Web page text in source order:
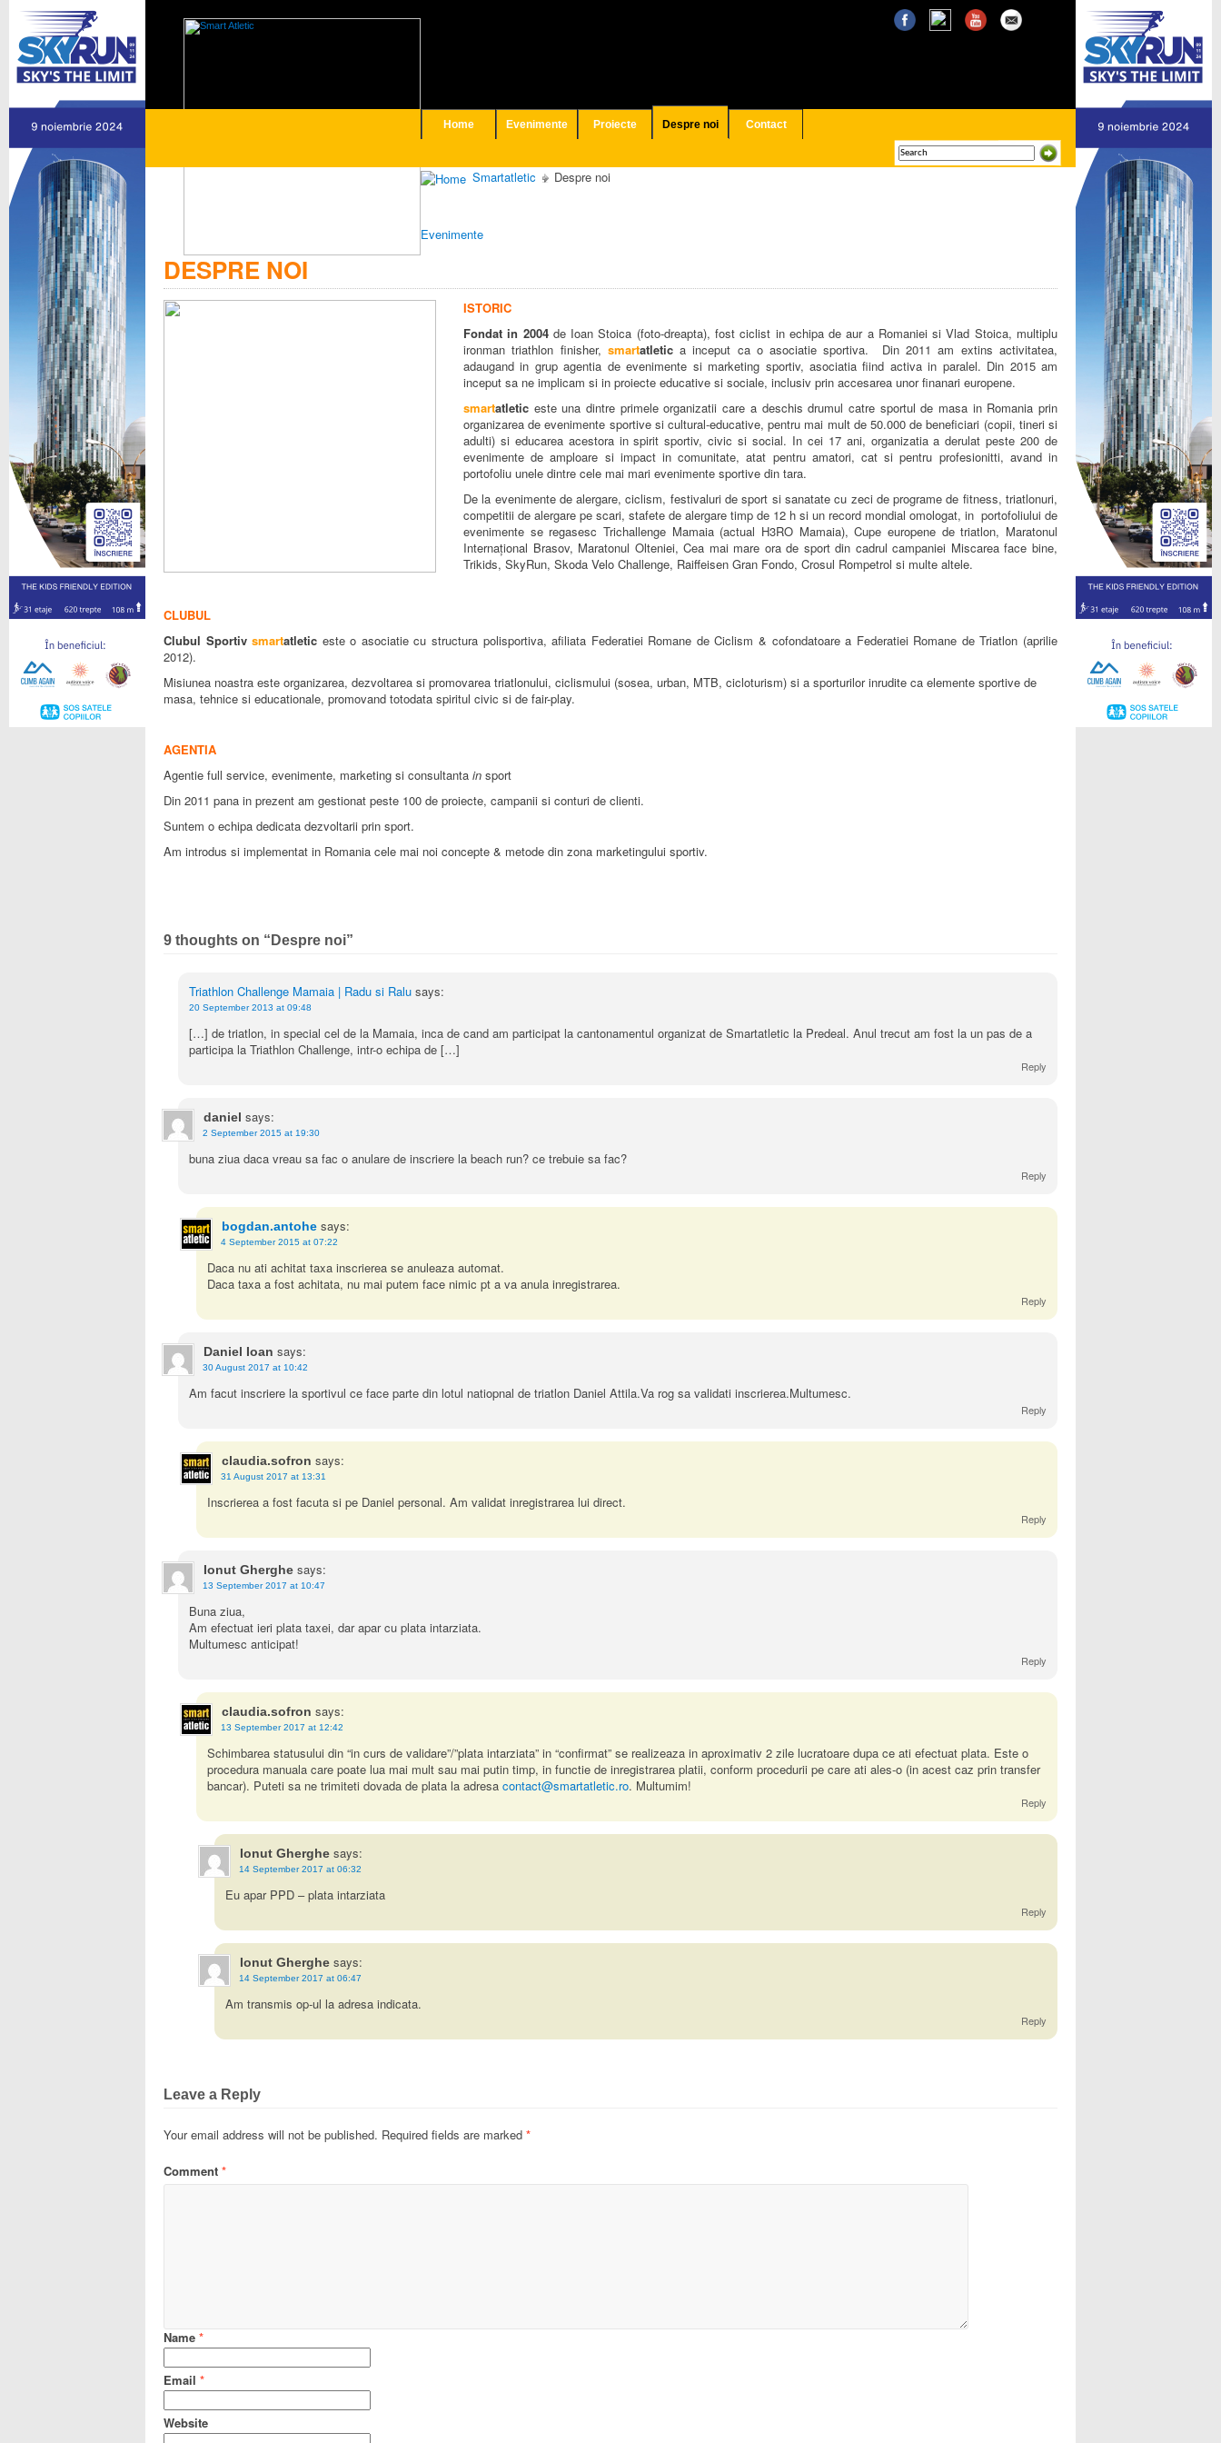
Home Evenimente Proiecte Despre noi Contact
Smartatletic Despre noi
DESPRE NOI
ISTORIC
Fondat in 2004de Ioan Stoica (foto-dreapta), fost ciclist in echipa de aur a Romaniei si Vlad Stoica, multiplu
ironman triathlon finisher, smartatletica inceput ca o asociatie sportiva. Din 2011 am extins activitatea,
adaugand in grup agentia de evenimente si marketing sportiv, asociatia fiind activa in paralel. Din 2015 am
inceput sa ne implicam si in proiecte educative si sociale, inclusiv prin accesarea unor finanari europene.
smartatletic este una dintre primele organizatii care a deschis drumul catre sportul de masa in Romania prin
organizarea de evenimente sportive si cultural-educative, pentru mai mult de 50.000 de beneficiari (copii, tineri si
adulti) si educarea acestora in spirit sportiv, civic si social. In cei 17 ani, organizatia a derulat peste 200 de
evenimente de amploare si impact in comunitate, atat pentru amatori, cat si pentru profesionitti, avand in
portofoliu unele dintre cele mai mari evenimente sportive din tara.
De la evenimente de alergare, ciclism, festivaluri de sport si sanatate cu zeci de programe de fitness, triatlonuri,
competitii de alergare pe scari, stafete de alergare timp de 12 h si un record mondial omologat, in portofoliului de
evenimente se regasesc Trichallenge Mamaia (actual H3RO Mamaia), Cupe europene de triatlon, Maratonul
Internațional Brasov, Maratonul Olteniei, Cea mai mare ora de sport din cadrul campaniei Miscarea face bine,
Trikids, SkyRun, Skoda Velo Challenge, Raiffeisen Gran Fondo, Crosul Rompetrol si multe altele.
CLUBUL
Clubul Sportivsmartatletic este o asociatie cu structura polisportiva, afiliata Federatiei Romane de Ciclism & cofondatoare a Federatiei Romane de Triatlon (aprilie
2012).
Misiunea noastra este organizarea, dezvoltarea si promovarea triatlonului, ciclismului (sosea, urban, MTB, cicloturism) si a sporturilor inrudite ca elemente sportive de
masa, tehnice si educationale, promovand totodata spiritul civic si de fair-play.
AGENTIA
Agentie full service, evenimente, marketing si consultanta in sport
Din 2011 pana in prezent am gestionat peste 100 de proiecte, campanii si conturi de clienti.
Suntem o echipa dedicata dezvoltarii prin sport.
Am introdus si implementat in Romania cele mai noi concepte & metode din zona marketingului sportiv.
9 thoughts on “ Despre noi”
Triathlon Challenge Mamaia | Radu si Ralu says:
20 September 2013 at 09:48
[…] de triatlon, in special cel de la Mamaia, inca de cand am participat la cantonamentul organizat de Smartatletic la Predeal. Anul trecut am fost la un pas de a
participa la Triathlon Challenge, intr-o echipa de […]
Reply
daniel says:
2 September 2015 at 19:30
buna ziua daca vreau sa fac o anulare de inscriere la beach run? ce trebuie sa fac?
Reply
bogdan.antohe says:
4 September 2015 at 07:22
Daca nu ati achitat taxa inscrierea se anuleaza automat.
Daca taxa a fost achitata, nu mai putem face nimic pt a va anula inregistrarea.
Reply
Daniel Ioan says:
30 August 2017 at 10:42
Am facut inscriere la sportivul ce face parte din lotul natiopnal de triatlon Daniel Attila.Va rog sa validati inscrierea.Multumesc.
Reply
claudia.sofron says:
31 August 2017 at 13:31
Inscrierea a fost facuta si pe Daniel personal. Am validat inregistrarea lui direct.
Reply
Ionut Gherghe says:
13 September 2017 at 10:47
Buna ziua,
Am efectuat ieri plata taxei, dar apar cu plata intarziata.
Multumesc anticipat!
Reply
claudia.sofron says:
13 September 2017 at 12:42
Schimbarea statusului din “in curs de validare”/”plata intarziata” in “confirmat” se realizeaza in aproximativ 2 zile lucratoare dupa ce ati efectuat plata. Este o
procedura manuala care poate lua mai mult sau mai putin timp, in functie de inregistrarea platii, conform procedurii pe care ati ales-o (in acest caz prin transfer
bancar). Puteti sa ne trimiteti dovada de plata la adresa contact@smartatletic.ro. Multumim!
Reply
Ionut Gherghe says:
14 September 2017 at 06:32
Eu apar PPD – plata intarziata
Reply
Ionut Gherghe says:
14 September 2017 at 06:47
Am transmis op-ul la adresa indicata.
Reply
Leave a Reply
Your email address will not be published. Required fields are marked *
Comment *
Name *
Email *
Website
Evenimente